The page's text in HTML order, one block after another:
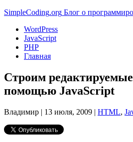
SimpleCoding.org Блог о
WordPress
JavaScript
PHP
Главная
Строим
помощью JavaScript
Владимир | 13 июля, 2009 | HTML,